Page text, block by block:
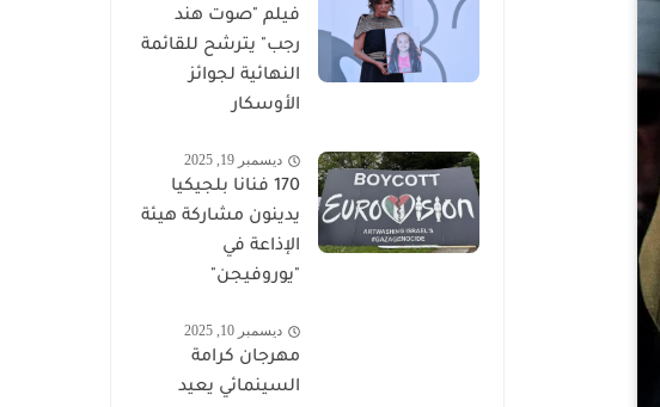
فيلم "صوت هند
رجب" يترشح للقائمة
النهائية لجوائز
الأوسكار
ديسمبر 19, 2025
170 فنانا بلجيكيا
يدينون مشاركة هيئة
الإذاعة في
"يوروفيجن"
ديسمبر 10, 2025
مهرجان كرامة
السينمائي يعيد